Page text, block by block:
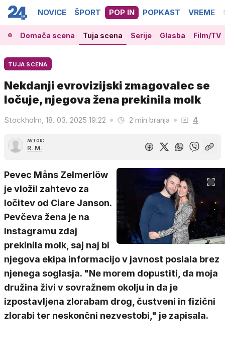
NOVICE ŠPORT POP IN POPKAST VREME
Domača scena Tuja scena Serije Glasba Film/TV
TUJA SCENA
Nekdanji evrovizijski zmagovalec se
ločuje, njegova žena prekinila molk
Stockholm, 18. 03. 2025 19.22 2 min branja 4
AVTOR:
R. M.
Pevec Måns Zelmerlöw
je vložil zahtevo za
ločitev od Ciare Janson.
Pevčeva žena je na
Instagramu zdaj
prekinila molk, saj naj bi
njegova ekipa informacijo v javnost poslala brez
njenega soglasja. "Ne morem dopustiti, da moja
družina živi v sovražnem okolju in da je
izpostavljena zlorabam drog, čustveni in fizični
zlorabi ter neskončni nezvestobi," je zapisala.